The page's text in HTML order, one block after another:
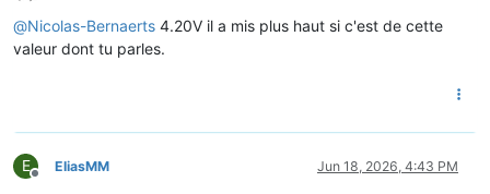
Offline
@Nicolas-Bernaerts 4.20V il a mis plus haut si c'est de cette
valeur dont tu parles.
E
Offline
EliasMM Jun 18, 2026, 4:43 PM